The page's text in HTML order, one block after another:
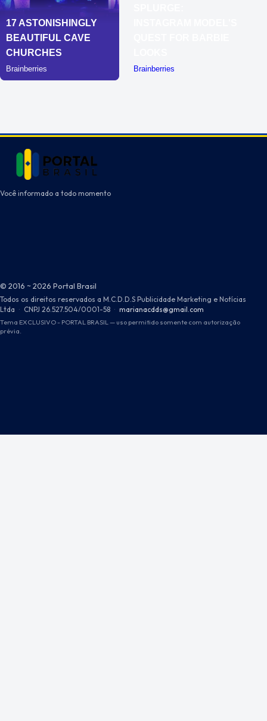
Você informado a todo momento
© 2016 ~ 2026 Portal Brasil
Todos os direitos reservados a M.C.D.D.S Publicidade Marketing e Notícias
Ltda · CNPJ 26.527.504/0001-58 · marianacdds@gmail.com
Tema EXCLUSIVO - PORTAL BRASIL — uso permitido somente com autorização
prévia.